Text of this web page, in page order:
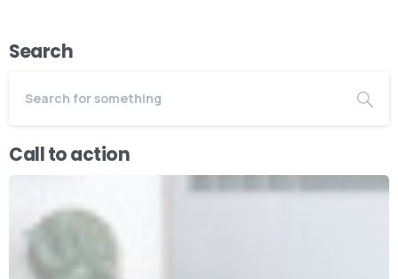
Search
Call to action